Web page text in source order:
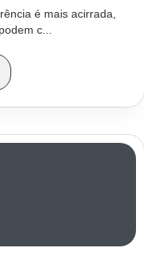
é mais acirrada,
c...